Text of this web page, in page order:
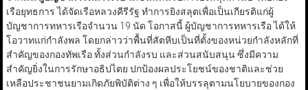
เรือยุทธการ ได้จัดเรือหลวงคีรีรัฐ ทำการยิงสลุตเพื่อเป็นเกียรติแก่ผู้
บัญชาการทหารเรือจำนวน 19 นัด โอกาสนี้ ผู้บัญชาการทหารเรือ ได้ให้
โอวาทแก่กำลังพล โดยกล่าวว่าพื้นที่สัตหีบเป็นที่ตั้งของหน่วยกำลังหลักที่
สำคัญของกองทัพเรือ ทั้งส่วนกำลังรบ และส่วนสนับสนุน ซึ่งมีความ
สำคัญยิ่งในการรักษาอธิปไตย ปกป้องผลประโยชน์ของชาติและช่วย
เหลือประชาชนยามเกิดภัยพิบัติต่าง ๆ เพื่อให้บรรลุตามนโยบายของกอง